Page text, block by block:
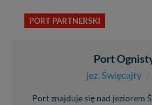
PORT PARTNERSKI
Port
jez. Święcajty /
Port znajduje się nad jeziorem